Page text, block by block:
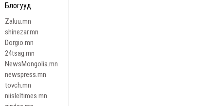
Блогууд
Zaluu.mn
shinezar.mn
Dorgio.mn
24tsag.mn
NewsMongolia.mn
newspress.mn
tovch.mn
niisleltimes.mn